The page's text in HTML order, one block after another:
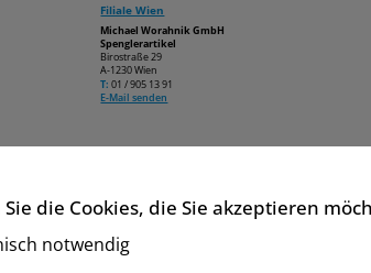
Filiale Wien
Michael Worahnik GmbH
Spenglerartikel
Birostraße 29
A-1230 Wien
T: 01 / 905 13 91
E-Mail senden
die Cookies, die Sie akzeptieren
notwendig